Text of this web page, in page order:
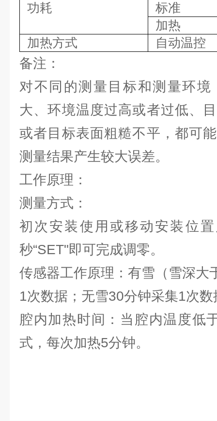
功耗
标准
加热
加热方式
自动温控
备注：
对不同的测量目标和测量环
大、环境温度过高或者过低、
或者目标表面粗糙不平，都可
测量结果产生较大误差。
工作原理：
测量方式：
初次安装使用或移动安装位
秒“SET"即可完成调零。
传感器工作原理：有雪（雪深大
1次数据；无雪30分钟采集1次数
腔内加热时间：当腔内温度低
式，每次加热5分钟。